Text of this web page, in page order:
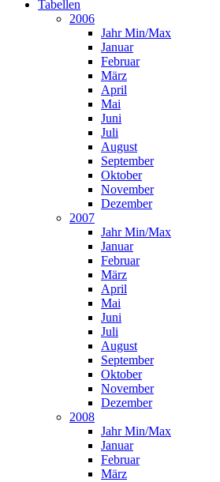
Tabellen
2006
Jahr Min/Max
Januar
Februar
März
April
Mai
Juni
Juli
August
September
Oktober
November
Dezember
2007
Jahr Min/Max
Januar
Februar
März
April
Mai
Juni
Juli
August
September
Oktober
November
Dezember
2008
Jahr Min/Max
Januar
Februar
März